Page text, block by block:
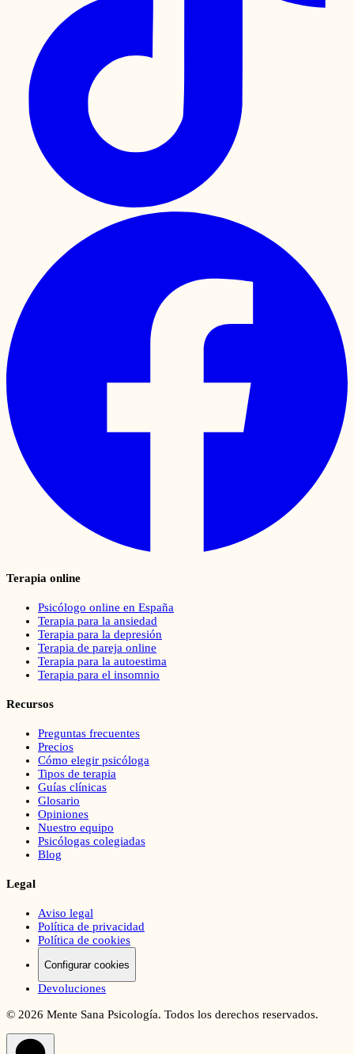
Terapia online
Psicólogo online en España
Terapia para la ansiedad
Terapia para la depresión
Terapia de pareja online
Terapia para la autoestima
Terapia para el insomnio
Recursos
Preguntas frecuentes
Precios
Cómo elegir psicóloga
Tipos de terapia
Guías clínicas
Glosario
Opiniones
Nuestro equipo
Psicólogas colegiadas
Blog
Legal
Aviso legal
Política de privacidad
Política de cookies
Configurar cookies
Devoluciones
© 2026 Mente Sana Psicología. Todos los derechos reservados.